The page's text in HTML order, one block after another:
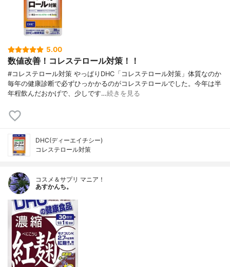
5.00
数値改善！コレステロール対策！！
#コレステロール対策 やっぱりDHC「コレステロール対策」体質なのか
毎年の健康診断で必ずひっかかるのがコレステロールでした。今年は半
年程飲んだおかげで、少しです…続きを見る
DHC(ディーエイチシー)
コレステロール対策
コスメ＆サプリ マニア！
あすかんち。